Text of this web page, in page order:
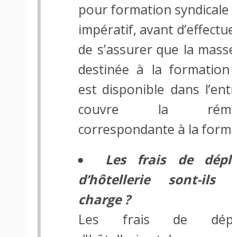
pour formation syndicale
impératif, avant
de s’assurer que la
destinée à la formation
est disponible dans
couvre la
correspondante à la
Les frais de
d’hôtellerie sont-
charge ?
Les frais de